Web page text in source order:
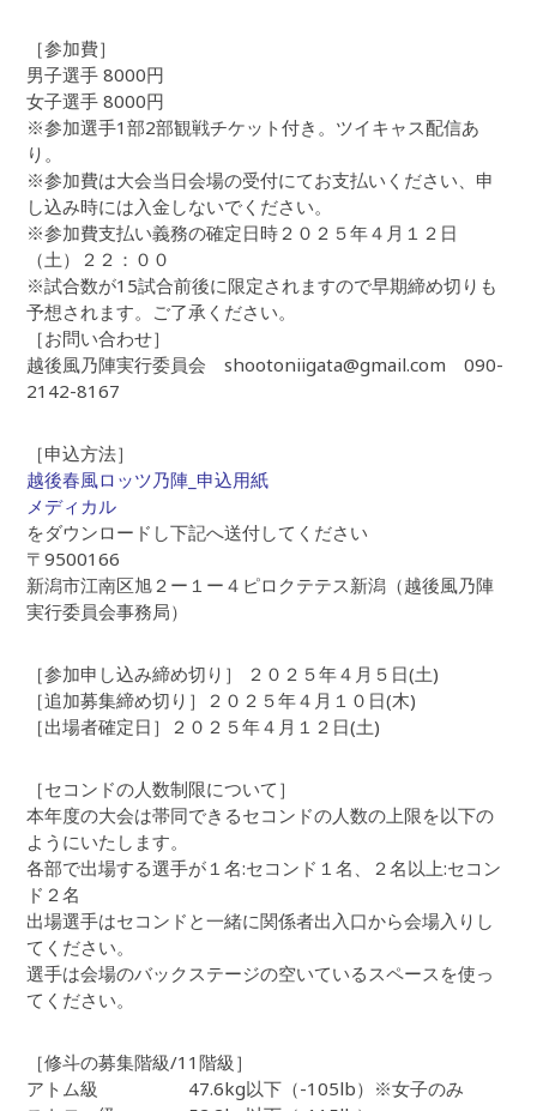
［参加費］
男子選手 8000円
女子選手 8000円
※参加選手1部2部観戦チケット付き。ツイキャス配信あ
り。
※参加費は大会当日会場の受付にてお支払いください、申
し込み時には入金しないでください。
※参加費支払い義務の確定日時２０２５年４月１２日
（土）２２：００
※試合数が15試合前後に限定されますので早期締め切りも
予想されます。ご了承ください。
［お問い合わせ］
越後風乃陣実行委員会 shootoniigata@gmail.com 090-
2142-8167
［申込方法］
越後春風ロッツ乃陣_申込用紙
メディカル
をダウンロードし下記へ送付してください
〒9500166
新潟市江南区旭２ー１ー４ピロクテテス新潟（越後風乃陣
実行委員会事務局）
［参加申し込み締め切り］ ２０２５年４月５日(土)
［追加募集締め切り］２０２５年４月１０日(木)
［出場者確定日］２０２５年４月１２日(土)
［セコンドの人数制限について］
本年度の大会は帯同できるセコンドの人数の上限を以下の
ようにいたします。
各部で出場する選手が１名:セコンド１名、２名以上:セコン
ド２名
出場選手はセコンドと一緒に関係者出入口から会場入りし
てください。
選手は会場のバックステージの空いているスペースを使っ
てください。
［修斗の募集階級/11階級］
アトム級 47.6kg以下（-105lb）※女子のみ